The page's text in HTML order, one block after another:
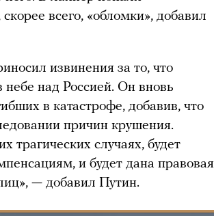
всего, «обломки», добавил
извинения за то, что
небе над Россией. Он вновь
в катастрофе, добавив, что
причин крушения.
трагических случаях, будет
и будет дана правовая
— добавил Путин.